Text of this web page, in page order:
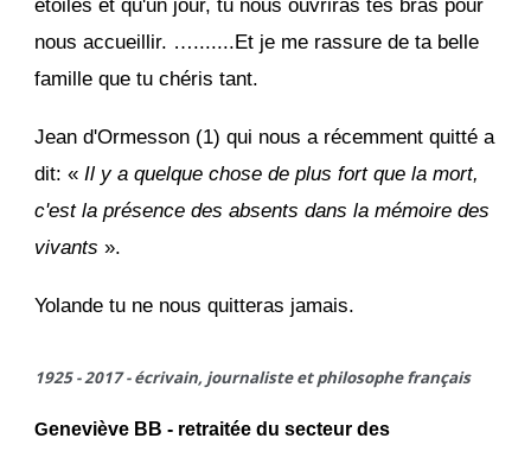
étoiles et qu'un jour, tu nous ouvriras tes bras pour
nous accueillir. ….......Et je me rassure de ta belle
famille que tu chéris tant.
Jean d'Ormesson (1) qui nous a récemment quitté a
dit: « Il y a quelque chose de plus fort que la mort,
c'est la présence des absents dans la mémoire des
vivants».
Yolande tu ne nous quitteras jamais.
1925 - 2017 - écrivain, journaliste et philosophe français
Geneviève BB - retraitée du secteur des